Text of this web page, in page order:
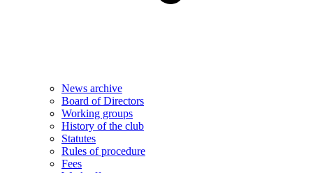
News archive
Board of Directors
Working groups
History of the club
Statutes
Rules of procedure
Fees